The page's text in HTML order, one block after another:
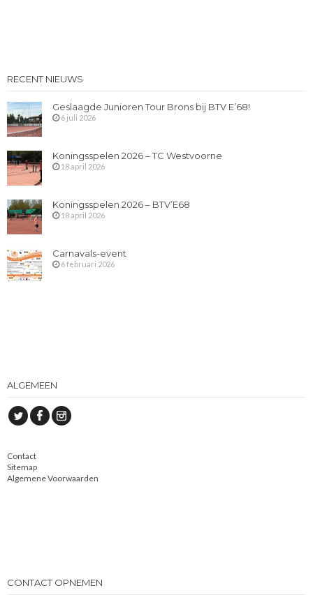
RECENT NIEUWS
Geslaagde Junioren Tour Brons bij BTV E’68!
6 juli 2026
Koningsspelen 2026 – TC Westvoorne
18 april 2026
Koningsspelen 2026 – BTV’E68
18 april 2026
Carnavals-event
6 februari 2026
ALGEMEEN
Contact
Sitemap
Algemene Voorwaarden
CONTACT OPNEMEN